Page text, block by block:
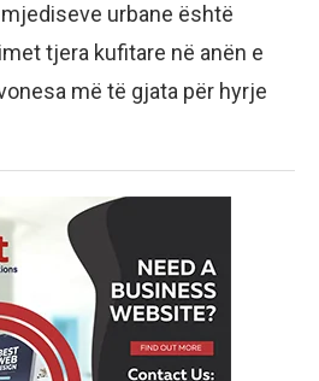
urbane është
tjera kufitare në anën e
më të gjata për hyrje